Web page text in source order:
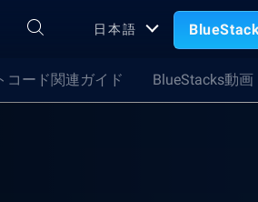
日本語
コード関連ガイド BlueStacks動画